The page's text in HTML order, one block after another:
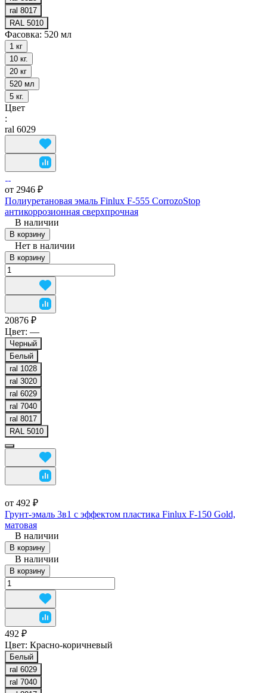
ral 8017
RAL 5010
Фасовка: 520 мл
1 кг
10 кг.
20 кг
520 мл
5 кг.
Цвет
:
ral 6029
от 2946 ₽
Полиуретановая эмаль Finlux F-555 CorrozoStop
антикоррозионная сверхпрочная
В наличии
В корзину
Нет в наличии
В корзину
20876 ₽
Цвет: —
Черный
Белый
ral 1028
ral 3020
ral 6029
ral 7040
ral 8017
RAL 5010
от 492 ₽
Грунт-эмаль 3в1 с эффектом пластика Finlux F-150 Gold,
матовая
В наличии
В корзину
В наличии
В корзину
492 ₽
Цвет: Красно-коричневый
Белый
ral 6029
ral 7040